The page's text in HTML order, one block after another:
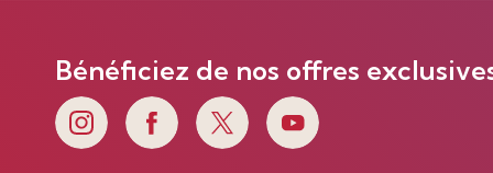
Bénéficiez de nos offres